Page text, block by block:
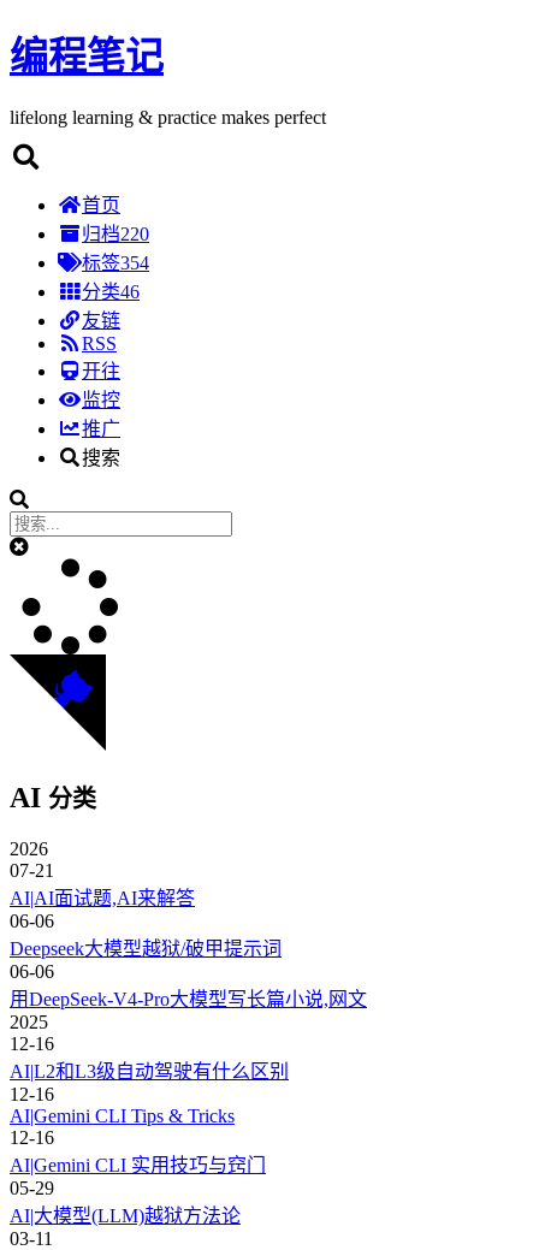
编程笔记
lifelong learning & practice makes perfect
首页
归档220
标签354
分类46
友链
RSS
开往
监控
推广
搜索
AI 分类
2026
07-21
AI|AI面试题,AI来解答
06-06
Deepseek大模型越狱/破甲提示词
06-06
用DeepSeek-V4-Pro大模型写长篇小说,网文
2025
12-16
AI|L2和L3级自动驾驶有什么区别
12-16
AI|Gemini CLI Tips & Tricks
12-16
AI|Gemini CLI 实用技巧与窍门
05-29
AI|大模型(LLM)越狱方法论
03-11